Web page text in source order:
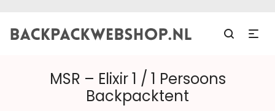
MSR – Elixir 1 / 1 Persoons
Backpacktent